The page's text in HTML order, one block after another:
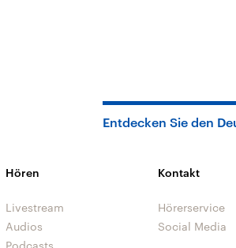
Entdecken Sie den
Hören
Livestream
Audios
Podcasts
Kontakt
Hörerservice
Social Media